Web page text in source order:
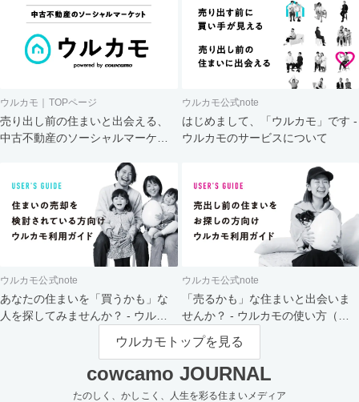
ウルカモ｜TOPページ
売り出し前の住まいと出会える、
中古不動産のソーシャルマーケッ
ウルカモ公式note
はじめまして、「ウルカモ」です -
ウルカモのサービスについて
ウルカモ公式note
あなたの住まいを「買うかも」な
人を探してみませんか？ - ウルカ
ウルカモ公式note
「売るかも」な住まいと出会いま
せんか？ - ウルカモの使い方（買
主さま向け）
ウルカモトップを見る
cowcamo JOURNAL
たのしく、かしこく、人生を彩る住まいメディア